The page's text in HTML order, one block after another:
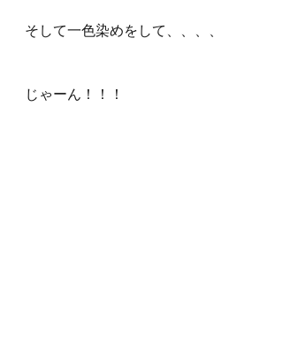
そして一色染めをして、、、、
じゃーん！！！